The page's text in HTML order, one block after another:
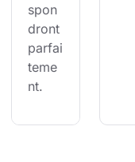
spon
dront
parfai
teme
nt.